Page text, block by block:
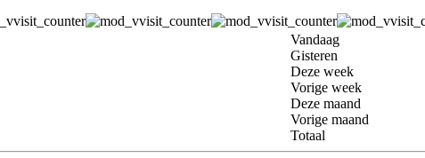
Vandaag
Gisteren
Deze week
Vorige week
Deze maand
Vorige maand
Totaal